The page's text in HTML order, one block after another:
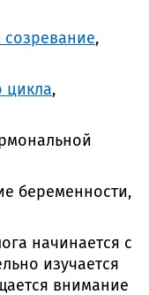
,
цикла,
беременности,
начинается с
изучается
внимание